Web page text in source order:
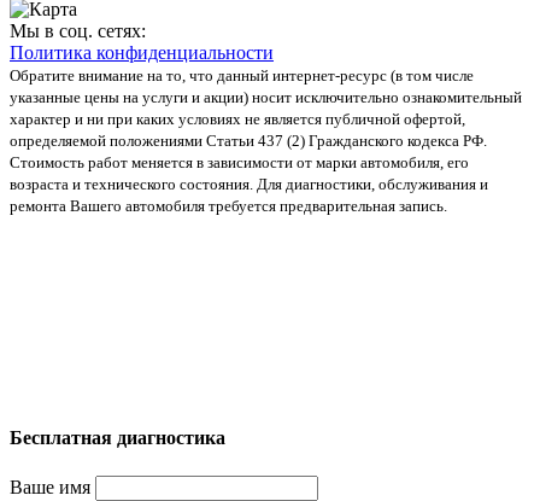
Мы в соц. сетях:
Политика конфиденциальности
Обратите внимание на то, что данный интернет-ресурс (в том числе
указанные цены на услуги и акции) носит исключительно ознакомительный
характер и ни при каких условиях не является публичной офертой,
определяемой положениями Статьи 437 (2) Гражданского кодекса РФ.
Стоимость работ меняется в зависимости от марки автомобиля, его
возраста и технического состояния. Для диагностики, обслуживания и
ремонта Вашего автомобиля требуется предварительная запись.
Бесплатная диагностика
Ваше имя